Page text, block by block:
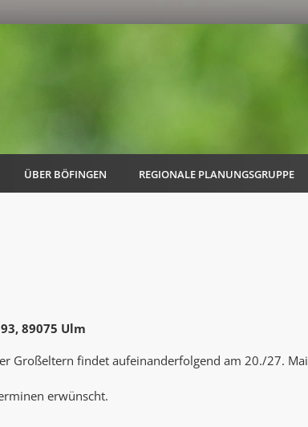
ÜBER BÖFINGEN REGIONALE PLANUNGSGRUPPE
AK Internet
89075 Ulm
Großeltern findet aufeinanderfolgend am 20./27. Mai
erwünscht.